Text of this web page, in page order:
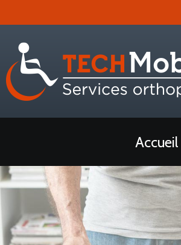
Accueil